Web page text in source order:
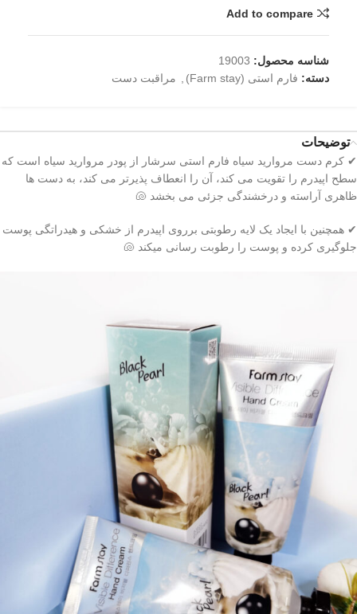
Add to compare
شناسه محصول: 19003
دسته: فارم استی (Farm stay) مراقبت دست
توضیحات
✔ کرم دست مروارید سیاه فارم استی سرشار از پودر مروارید سیاه است که
سطح اپیدرم را تقویت می کند، آن را انعطاف پذیرتر می کند، به دست ها
ظاهری آراسته و درخشندگی جزئی می بخشد 🐚
✔ همچنین با ایجاد یک لایه رطوبتی برروی اپیدرم از خشکی و هیدراتگی پوست
جلوگیری کرده و پوست را رطوبت رسانی میکند 🐚